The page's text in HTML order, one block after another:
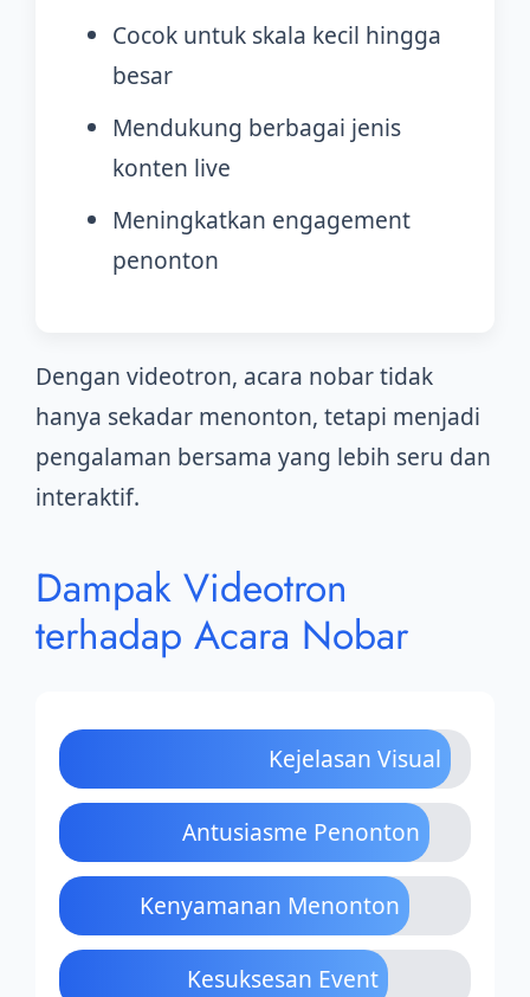
Cocok untuk skala kecil hingga
besar
Mendukung berbagai jenis
konten live
Meningkatkan engagement
penonton
Dengan videotron, acara nobar tidak
hanya sekadar menonton, tetapi menjadi
pengalaman bersama yang lebih seru dan
interaktif.
Dampak Videotron
terhadap Acara Nobar
Kejelasan Visual
Antusiasme Penonton
Kenyamanan Menonton
Kesuksesan Event